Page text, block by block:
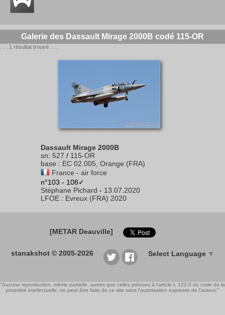
Galerie des Dassault Mirage 2000B codé 115-OR
. . . 1 résultat trouvé . . .
Dassault Mirage 2000B
sn: 527 / 115-OR
base : EC 02.005, Orange (FRA)
France - air force
n°103 - 108✓
Stéphane Pichard - 13.07.2020
LFOE : Evreux (FRA) 2020
[METAR Deauville]
stanakshot © 2005-2026 Select Language ▼
"Aucune reproduction, même partielle, autres que celles prévues à l'article L 122-5 du code de la
propriété intellectuelle, ne peut être faite de ce site sans l'autorisation expresse de l'auteur."